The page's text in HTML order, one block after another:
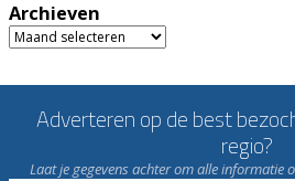
Archieven
Archieven
Adverteren op de best
regio?
Laat je gegevens achter om alle informatie